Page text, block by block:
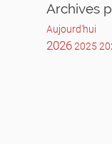
Archives
Aujourd'hui
20262025